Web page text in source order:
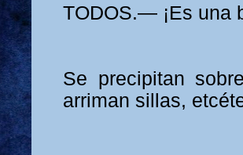
TODOS.— ¡Es una
Se precipitan
arriman sillas,